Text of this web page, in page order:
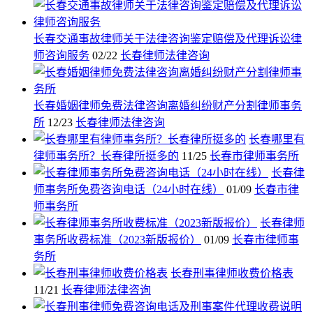
长春交通事故律师关于法律咨询鉴定赔偿及代理诉讼律
师咨询服务 02/22 长春律师法律咨询
长春婚姻律师免费法律咨询离婚纠纷财产分割律师事务
所 12/23 长春律师法律咨询
长春哪里有
律师事务所？长春律所挺多的 11/25 长春市律师事务所
长春律
师事务所免费咨询电话（24小时在线）
01/09 长春市律
师事务所
长春律师
事务所收费标准（2023新版报价）
01/09 长春市律师事
务所
长春刑事律师收费价格表
11/21 长春律师法律咨询